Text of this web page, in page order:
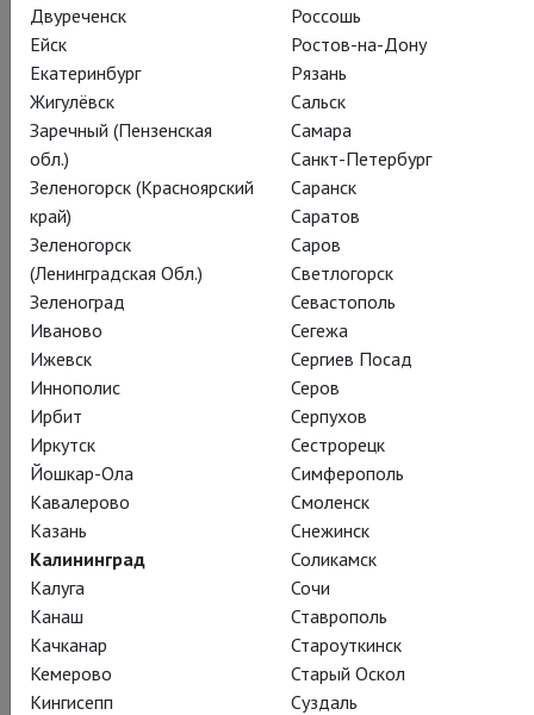
Пьер-Огюстен Карон де Бомарше
Женитьба Фигаро
Marriage of Figaro
Праздничный, карнавальный спектакль,
послушно следующий за буквой и духом
старой пьесы («Труд»)
В постановке Евгения Писарева классическая комедия
положений стала настоящим праздником театра: красивые
декорации и костюмы, обаятельные герои,
сложносплетённые интриги и обязательный счастливый
финал!
Поделиться:
Двуреченск
Ейск
Екатеринбург
Жигулёвск
Заречный (Пензенская
обл.)
Зеленогорск (Красноярский
край)
Зеленогорск
(Ленинградская Обл.)
Зеленоград
Иваново
Ижевск
Иннополис
Ирбит
Иркутск
Йошкар-Ола
Кавалерово
Казань
Калининград
Калуга
Канаш
Качканар
Кемерово
Кингисепп
Россошь
Ростов-на-Дону
Рязань
Сальск
Самара
Санкт-Петербург
Саранск
Саратов
Саров
Светлогорск
Севастополь
Сегежа
Сергиев Посад
Серов
Серпухов
Сестрорецк
Симферополь
Смоленск
Снежинск
Соликамск
Сочи
Ставрополь
Староуткинск
Старый Оскол
Суздаль